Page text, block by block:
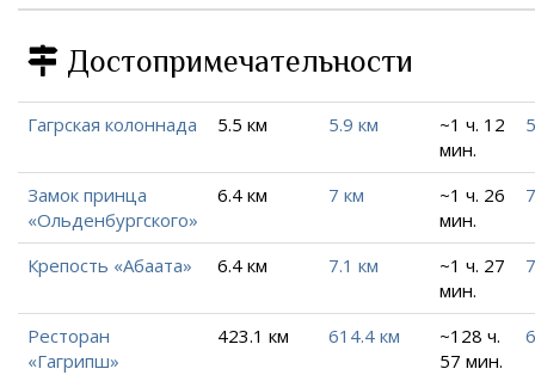
Достопримечательности
Гагрская колоннада 5.5 км 5.9 км
~1 ч. 12
мин.
Замок принца
«Ольденбургского»
6.4 км 7 км
~1 ч. 26
мин.
Крепость «Абаата» 6.4 км 7.1 км
~1 ч. 27
мин.
Ресторан
«Гагрипш»
423.1 км 614.4 км
~128 ч.
57 мин.